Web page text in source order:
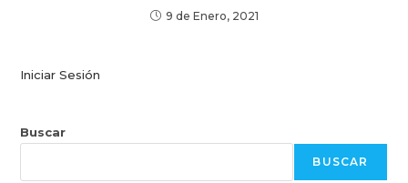
9 de Enero, 2021
Iniciar Sesión
Buscar
BUSCAR